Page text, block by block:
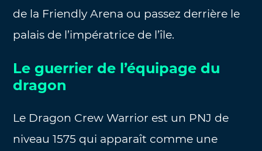
de la Friendly Arena ou passez derrière le
palais de l’impératrice de l’île.
Le guerrier de l’équipage du
dragon
Le Dragon Crew Warrior est un PNJ de
niveau 1575 qui apparaît comme une